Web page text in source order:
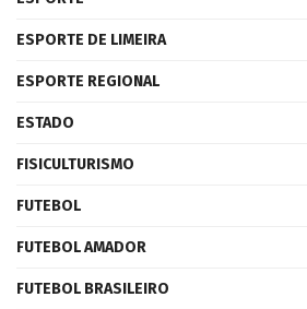
ESPORTE DE LIMEIRA
ESPORTE REGIONAL
ESTADO
FISICULTURISMO
FUTEBOL
FUTEBOL AMADOR
FUTEBOL BRASILEIRO